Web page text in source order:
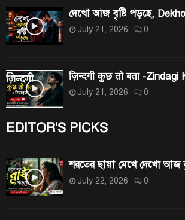
দেখো আজ বৃষ্টি পড়ছে,
July 21, 2026 0
ज़िन्दगी कुछ तो बता -
July 21, 2026 0
EDITOR'S PICKS
শরতের ছায়া মেখে দেখো আজ
July 22, 2026 0